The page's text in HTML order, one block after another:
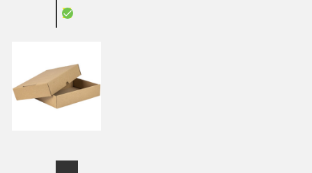
X